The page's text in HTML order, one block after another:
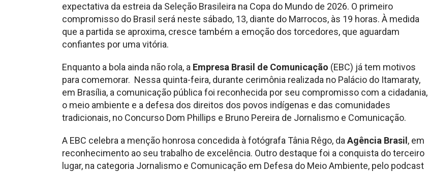
expectativa da estreia da Seleção Brasileira na Copa do Mundo de 2026. O primeiro
compromisso do Brasil será neste sábado, 13, diante do Marrocos, às 19 horas. À medida
que a partida se aproxima, cresce também a emoção dos torcedores, que aguardam
confiantes por uma vitória.
Enquanto a bola ainda não rola, a Empresa Brasil de Comunicação (EBC) já tem motivos
para comemorar. Nessa quinta-feira, durante cerimônia realizada no Palácio do Itamaraty,
em Brasília, a comunicação pública foi reconhecida por seu compromisso com a cidadania,
o meio ambiente e a defesa dos direitos dos povos indígenas e das comunidades
tradicionais, no Concurso Dom Phillips e Bruno Pereira de Jornalismo e Comunicação.
A EBC celebra a menção honrosa concedida à fotógrafa Tânia Rêgo, da Agência Brasil, em
reconhecimento ao seu trabalho de excelência. Outro destaque foi a conquista do terceiro
lugar, na categoria Jornalismo e Comunicação em Defesa do Meio Ambiente, pelo podcast